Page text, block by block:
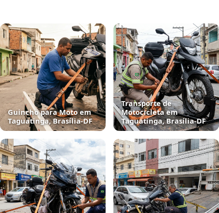
Guincho para Moto em
Taguatinga, Brasília‑DF
Transporte de
Motocicleta em
Taguatinga, Brasília‑DF